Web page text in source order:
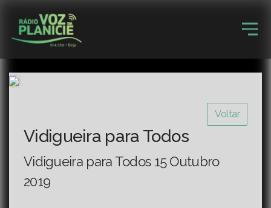
Voltar
Vidigueira para Todos
Vidigueira para Todos 15 Outubro
2019